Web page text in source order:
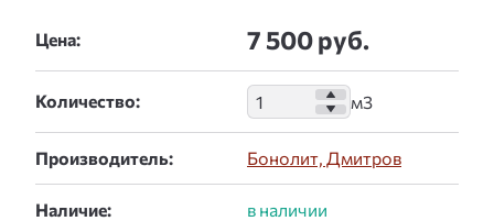
Цена: 7 500 руб.
Количество:
Производитель: Бонолит, Дмитров
Наличие: